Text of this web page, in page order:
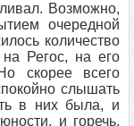
Возможно,
очередной
количество
Регос, на его
скорее всего
слышать
в них была, и
и горечь.